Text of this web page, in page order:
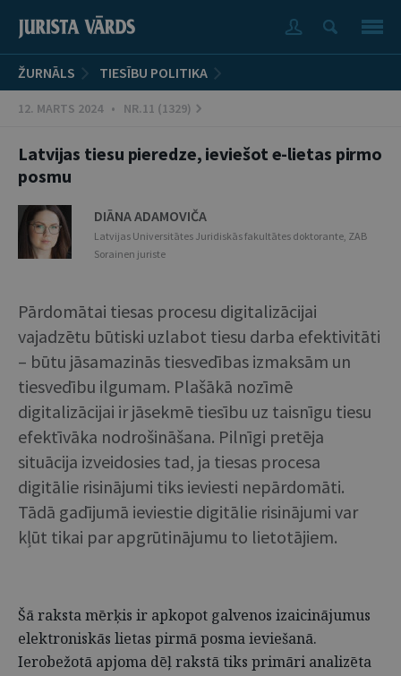
ŽURNĀLS TIESĪBU POLITIKA
12. MARTS 2024 • NR.11 (1329)
Latvijas tiesu pieredze, ieviešot e-lietas pirmo
posmu
DIĀNA ADAMOVIČA
Latvijas Universitātes Juridiskās fakultātes doktorante, ZAB
Sorainen juriste
Pārdomātai tiesas procesu digitalizācijai
vajadzētu būtiski uzlabot tiesu darba efektivitāti
– būtu jāsamazinās tiesvedības izmaksām un
tiesvedību ilgumam. Plašākā nozīmē
digitalizācijai ir jāsekmē tiesību uz taisnīgu tiesu
efektīvāka nodrošināšana. Pilnīgi pretēja
situācija izveidosies tad, ja tiesas procesa
digitālie risinājumi tiks ieviesti nepārdomāti.
Tādā gadījumā ieviestie digitālie risinājumi var
kļūt tikai par apgrūtinājumu to lietotājiem.
Šā raksta mērķis ir apkopot galvenos izaicinājumus
elektroniskās lietas pirmā posma ieviešanā.
Ierobežotā apjoma dēļ rakstā tiks primāri analizēta